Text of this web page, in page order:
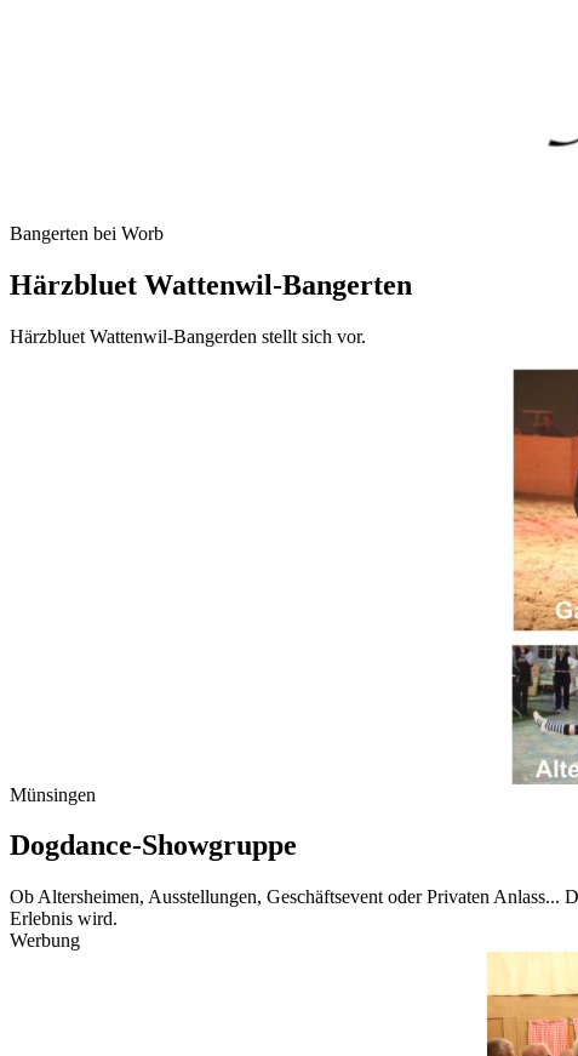
Bangerten bei Worb
Härzbluet Wattenwil-Bangerten
Härzbluet Wattenwil-Bangerden stellt sich vor.
Münsingen
Dogdance-Showgruppe
Ob Altersheimen, Ausstellungen, Geschäftsevent oder Privaten
Erlebnis wird.
Werbung